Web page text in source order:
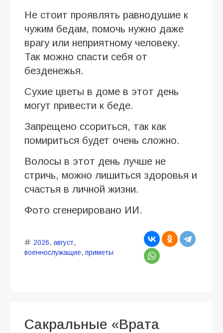
Не стоит проявлять равнодушие к
чужим бедам, помочь нужно даже
врагу или неприятному человеку.
Так можно спасти себя от
безденежья.
Сухие цветы в доме в этот день
могут привести к беде.
Запрещено ссориться, так как
помириться будет очень сложно.
Волосы в этот день лучше не
стричь, можно лишиться здоровья и
счастья в личной жизни.
Фото сгенерировано ИИ.
2026, август,
военнослужащие, приметы
Сакральные «Врата